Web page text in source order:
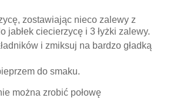
zostawiając nieco zalewy z
jabłek ciecierzycę i 3 łyżki zalewy.
i zmiksuj na bardzo gładką
do smaku.
można zrobić połowę